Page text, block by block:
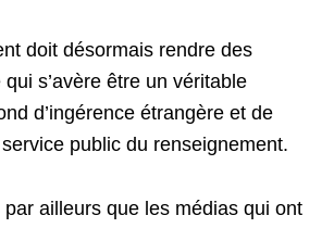
doit désormais rendre des
s’avère être un véritable
d’ingérence étrangère et de
public du renseignement.
ailleurs que les médias qui ont